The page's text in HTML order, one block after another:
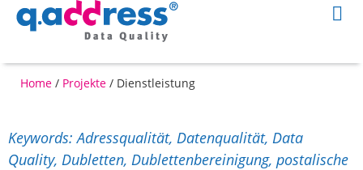
Home / Projekte / Dienstleistung
Keywords: Adressqualität, Datenqualität, Data
Quality, Dubletten, Dublettenbereinigung, postalische